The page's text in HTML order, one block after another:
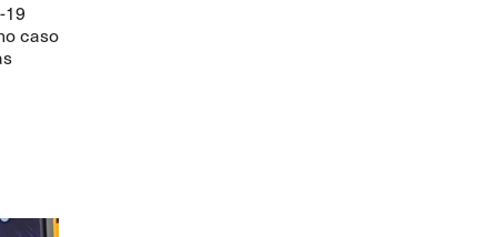
19
caso